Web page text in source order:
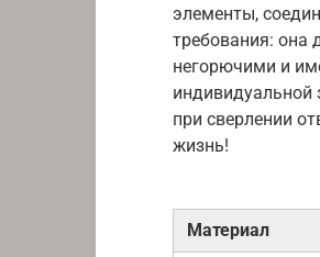
элементы,
требования: она
негорючими и
индивидуальной
при сверлении
жизнь!
Материал